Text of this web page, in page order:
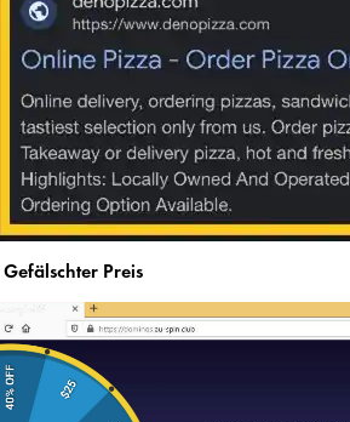
Gefälschter Preis